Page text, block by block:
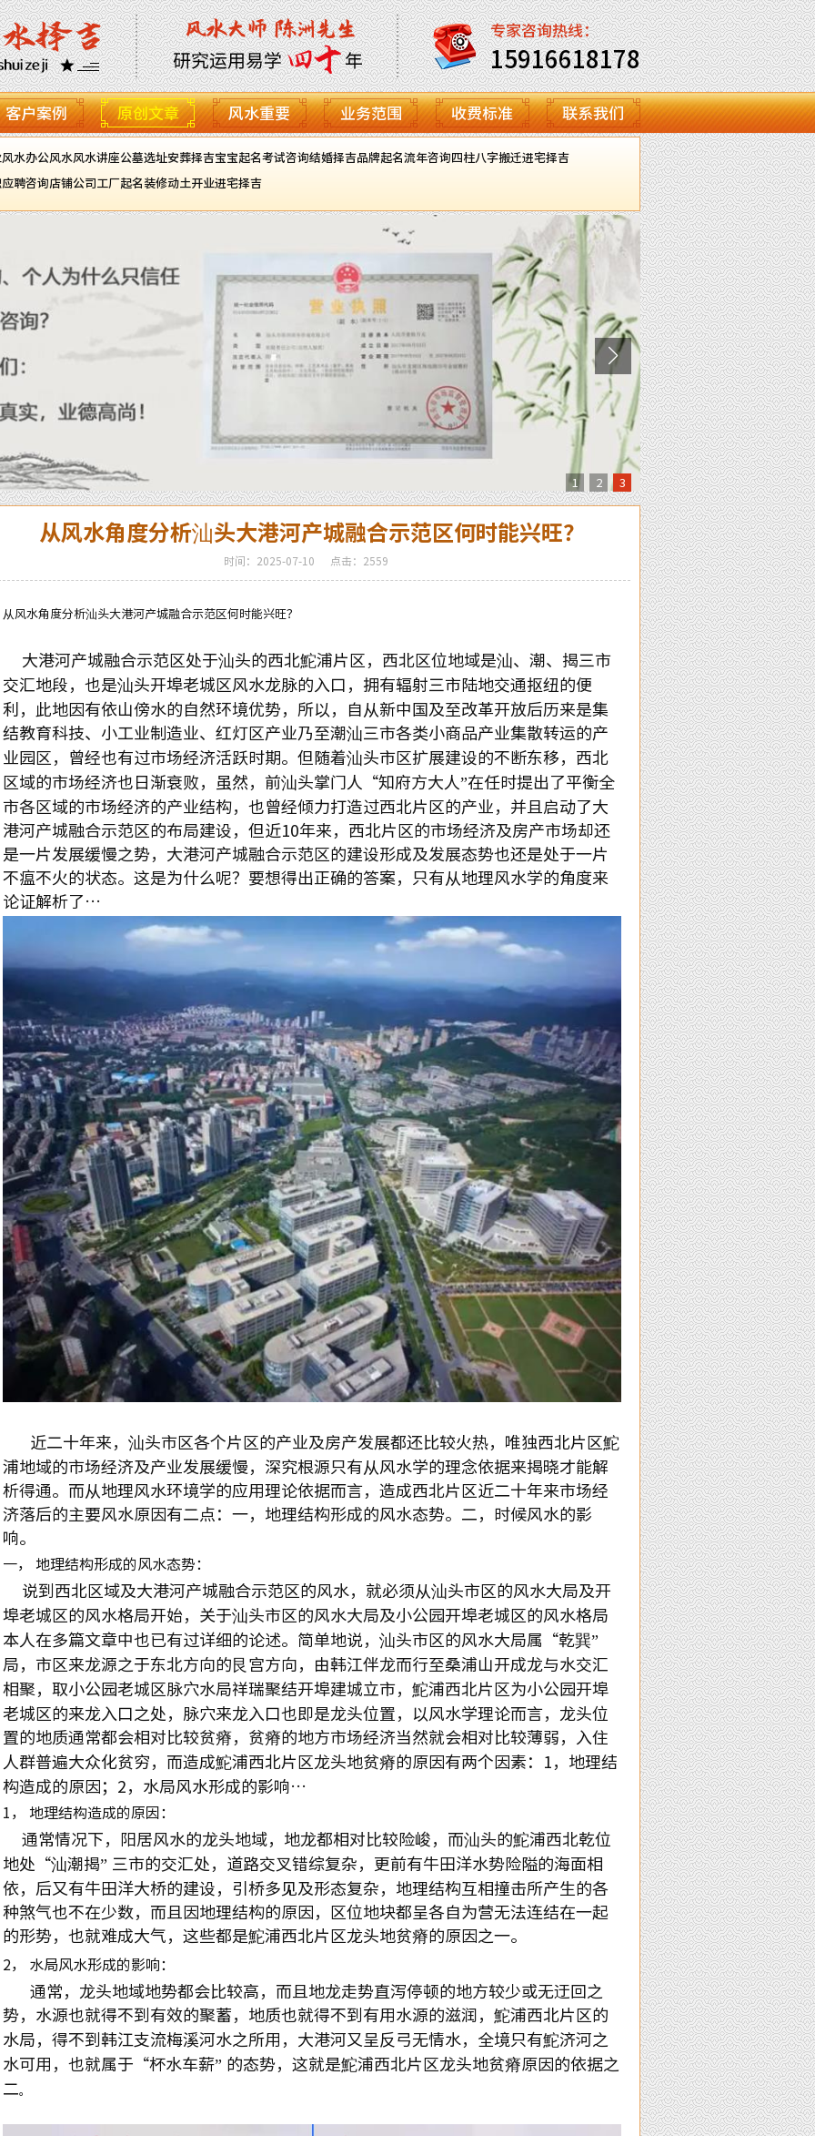
专家咨询热线：
15916618178
客户案例 原创文章 风水重要 业务范围 收费标准 联系我们
水办公风水风水讲座公墓选址安葬择吉宝宝起名考试咨询结婚择吉品牌起名流年咨询四柱八字搬迁进宅择吉
聘咨询店铺公司工厂起名装修动土开业进宅择吉
1 2 3
从风水角度分析汕头大港河产城融合示范区何时能兴旺？
时间：2025-07-10 点击：2559
从风水角度分析汕头大港河产城融合示范区何时能兴旺？
大港河产城融合示范区处于汕头的西北鮀浦片区，西北区位地域是汕、潮、揭三市
交汇地段，也是汕头开埠老城区风水龙脉的入口，拥有辐射三市陆地交通抠纽的便
利，此地因有依山傍水的自然环境优势，所以，自从新中国及至改革开放后历来是集
结教育科技、小工业制造业、红灯区产业乃至潮汕三市各类小商品产业集散转运的产
业园区，曾经也有过市场经济活跃时期。但随着汕头市区扩展建设的不断东移，西北
区域的市场经济也日渐衰败，虽然，前汕头掌门人“知府方大人”在任时提出了平衡全
市各区域的市场经济的产业结构，也曾经倾力打造过西北片区的产业，并且启动了大
港河产城融合示范区的布局建设，但近10年来，西北片区的市场经济及房产市场却还
是一片发展缓慢之势，大港河产城融合示范区的建设形成及发展态势也还是处于一片
不瘟不火的状态。这是为什么呢？要想得出正确的答案，只有从地理风水学的角度来
论证解析了…
近二十年来，汕头市区各个片区的产业及房产发展都还比较火热，唯独西北片区鮀
浦地域的市场经济及产业发展缓慢，深究根源只有从风水学的理念依据来揭晓才能解
析得通。而从地理风水环境学的应用理论依据而言，造成西北片区近二十年来市场经
济落后的主要风水原因有二点：一，地理结构形成的风水态势。二，时候风水的影
响。
一， 地理结构形成的风水态势：
说到西北区域及大港河产城融合示范区的风水，就必须从汕头市区的风水大局及开
埠老城区的风水格局开始，关于汕头市区的风水大局及小公园开埠老城区的风水格局
本人在多篇文章中也已有过详细的论述。简单地说，汕头市区的风水大局属“乾巽”
局，市区来龙源之于东北方向的艮宫方向，由韩江伴龙而行至桑浦山开成龙与水交汇
相聚，取小公园老城区脉穴水局祥瑞聚结开埠建城立市，鮀浦西北片区为小公园开埠
老城区的来龙入口之处，脉穴来龙入口也即是龙头位置，以风水学理论而言，龙头位
置的地质通常都会相对比较贫瘠，贫瘠的地方市场经济当然就会相对比较薄弱，入住
人群普遍大众化贫穷，而造成鮀浦西北片区龙头地贫瘠的原因有两个因素：1，地理结
构造成的原因；2，水局风水形成的影响…
1， 地理结构造成的原因：
通常情况下，阳居风水的龙头地域，地龙都相对比较险峻，而汕头的鮀浦西北乾位
地处“汕潮揭” 三市的交汇处，道路交叉错综复杂，更前有牛田洋水势险隘的海面相
依，后又有牛田洋大桥的建设，引桥多见及形态复杂，地理结构互相撞击所产生的各
种煞气也不在少数，而且因地理结构的原因，区位地块都呈各自为营无法连结在一起
的形势，也就难成大气，这些都是鮀浦西北片区龙头地贫瘠的原因之一。
2， 水局风水形成的影响：
通常，龙头地域地势都会比较高，而且地龙走势直泻停顿的地方较少或无迂回之
势，水源也就得不到有效的聚蓄，地质也就得不到有用水源的滋润，鮀浦西北片区的
水局，得不到韩江支流梅溪河水之所用，大港河又呈反弓无情水，全境只有鮀济河之
水可用，也就属于“杯水车薪” 的态势，这就是鮀浦西北片区龙头地贫瘠原因的依据之
二。